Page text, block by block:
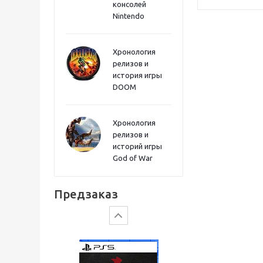
консолей
Nintendo
Хронология
релизов и
история игры
DOOM
Хронология
релизов и
историй игры
God of War
Предзаказ
Sword PS5